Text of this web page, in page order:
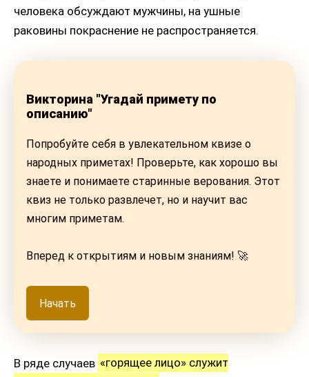
человека обсуждают мужчины, на ушные
раковины покраснение не распространяется.
Викторина "Угадай примету по
описанию"
Попробуйте себя в увлекательном квизе о
народных приметах! Проверьте, как хорошо вы
знаете и понимаете старинные верования. Этот
квиз не только развлечет, но и научит вас
многим приметам.
Вперед к открытиям и новым знаниям! 🚀
Начать
В ряде случаев «горящее лицо» служит